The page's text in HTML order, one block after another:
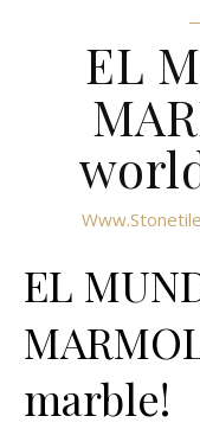
EL
EL
marble!